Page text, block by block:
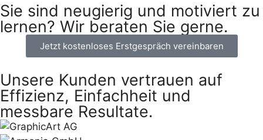
Sie sind neugierig und motiviert zu
lernen? Wir beraten Sie gerne.
Jetzt kostenloses Erstgespräch vereinbaren
Unsere Kunden vertrauen auf
Effizienz, Einfachheit und
messbare Resultate.